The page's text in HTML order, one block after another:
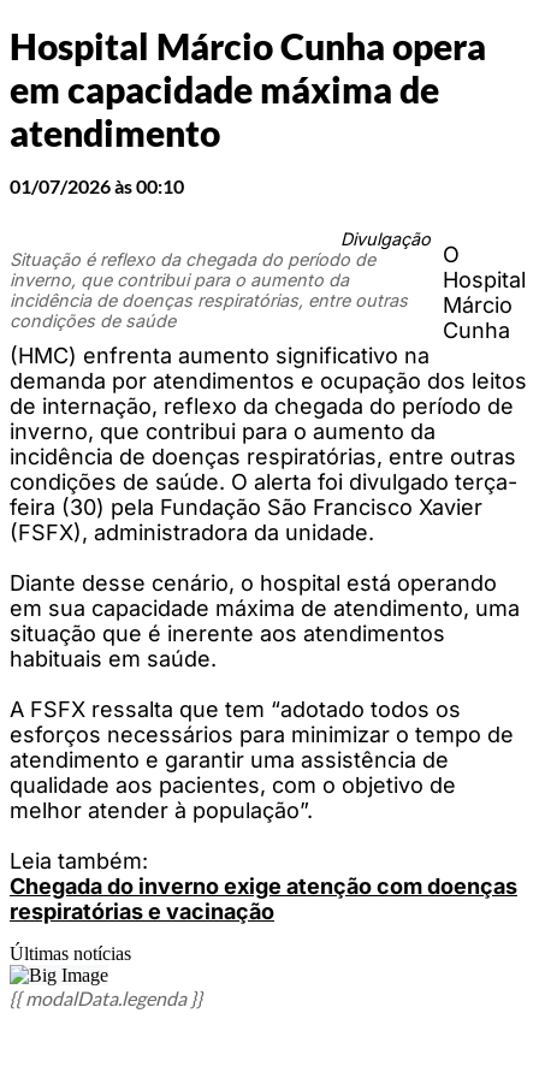
Hospital Márcio Cunha opera
em capacidade máxima de
atendimento
01/07/2026 às 00:10
Divulgação
Situação é reflexo da chegada do período de
inverno, que contribui para o aumento da
incidência de doenças respiratórias, entre outras
condições de saúde
O
Hospital
Márcio
Cunha
(HMC) enfrenta aumento significativo na
demanda por atendimentos e ocupação dos leitos
de internação, reflexo da chegada do período de
inverno, que contribui para o aumento da
incidência de doenças respiratórias, entre outras
condições de saúde. O alerta foi divulgado terça-
feira (30) pela Fundação São Francisco Xavier
(FSFX), administradora da unidade.
Diante desse cenário, o hospital está operando
em sua capacidade máxima de atendimento, uma
situação que é inerente aos atendimentos
habituais em saúde.
A FSFX ressalta que tem “adotado todos os
esforços necessários para minimizar o tempo de
atendimento e garantir uma assistência de
qualidade aos pacientes, com o objetivo de
melhor atender à população”.
Leia também:
Chegada do inverno exige atenção com doenças
respiratórias e vacinação
Últimas notícias
{{ modalData.legenda }}